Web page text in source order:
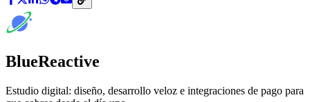
BlueReactive
Estudio digital: diseño, desarrollo veloz e integraciones de pago para